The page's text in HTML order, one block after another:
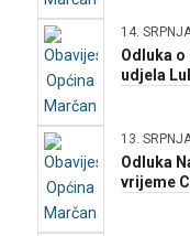
14.
Odluka
udjela
13.
Odluka
vrijeme